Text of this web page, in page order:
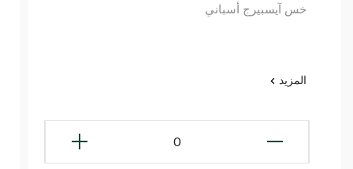
خس آيسبيرج أسباني
المزيد
0